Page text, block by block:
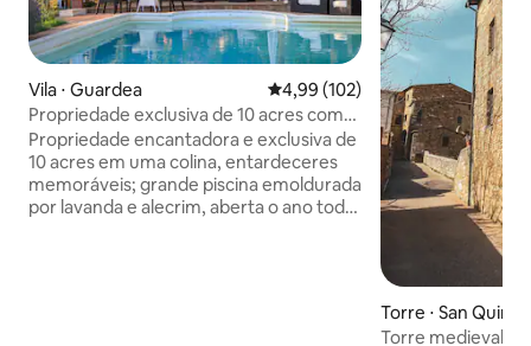
Vila ⋅ Guardea 4,99 de uma avaliação média de
4,99 (102)
Propriedade exclusiva de 10 acres com
piscina e olival!
Propriedade encantadora e exclusiva de
10 acres em uma colina, entardeceres
memoráveis; grande piscina emoldurada
por lavanda e alecrim, aberta o ano todo.
Torre ⋅ San
Torre medieval